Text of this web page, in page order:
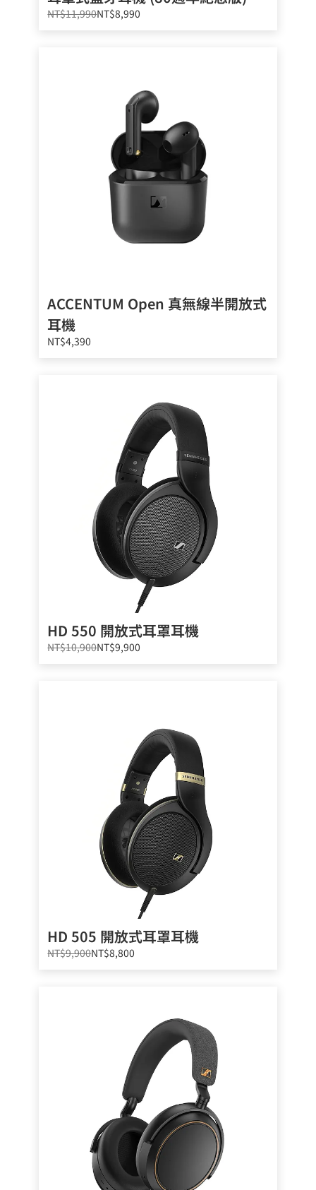
NT$11,990NT$8,990
ACCENTUM Open 真無線半開放式
耳機
NT$4,390
HD 550 開放式耳罩耳機
NT$10,900NT$9,900
HD 505 開放式耳罩耳機
NT$9,900NT$8,800